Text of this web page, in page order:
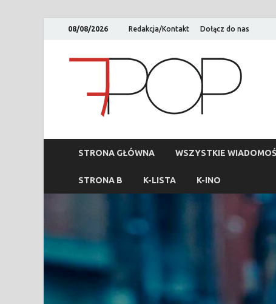
08/08/2026 Redakcja/Kontakt Dołącz do nas
STRONA GŁÓWNA WSZYSTKIE
STRONA B K-LISTA K-INO